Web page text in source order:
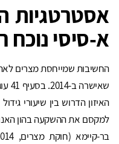
אסטרטגיות
א-סיסי נוכח
החשיבות שמייחסת מצרים
האיזון הדרוש בין שיעורי
למקסם את ההשקעה בהון